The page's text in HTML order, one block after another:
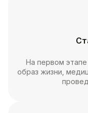
На первом
образ жизни,